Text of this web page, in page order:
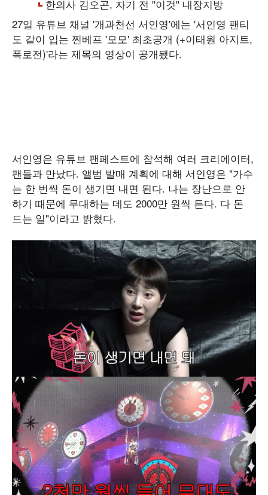
27일 유튜브 채널 '개과천선 서인영'에는 '서인영 팬티
도 같이 입는 찐베프 '모모' 최초공개 (+이태원 아지트,
폭로전)'라는 제목의 영상이 공개됐다.
서인영은 유튜브 팬페스트에 참석해 여러 크리에이터,
팬들과 만났다. 앨범 발매 계획에 대해 서인영은 "가수
는 한 번씩 돈이 생기면 내면 된다. 나는 장난으로 안
하기 때문에 무대하는 데도 2000만 원씩 든다. 다 돈
드는 일"이라고 밝혔다.